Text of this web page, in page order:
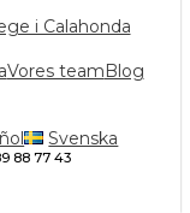
i Calahonda
Vores teamBlog
Svenska
88 77 43